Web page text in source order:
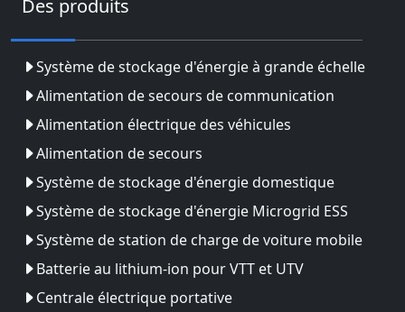
Des produits
Système de stockage d'énergie à grande échelle
Alimentation de secours de communication
Alimentation électrique des véhicules
Alimentation de secours
Système de stockage d'énergie domestique
Système de stockage d'énergie Microgrid ESS
Système de station de charge de voiture mobile
Batterie au lithium-ion pour VTT et UTV
Centrale électrique portative